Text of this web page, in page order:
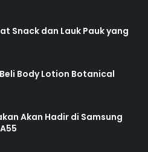
Snack dan Lauk Pauk yang
Body Lotion Botanical
Akan Hadir di Samsung